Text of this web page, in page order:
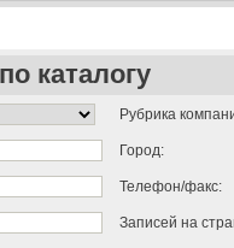
каталогу
Рубрика
Город:
Телефон/факс:
Записей на